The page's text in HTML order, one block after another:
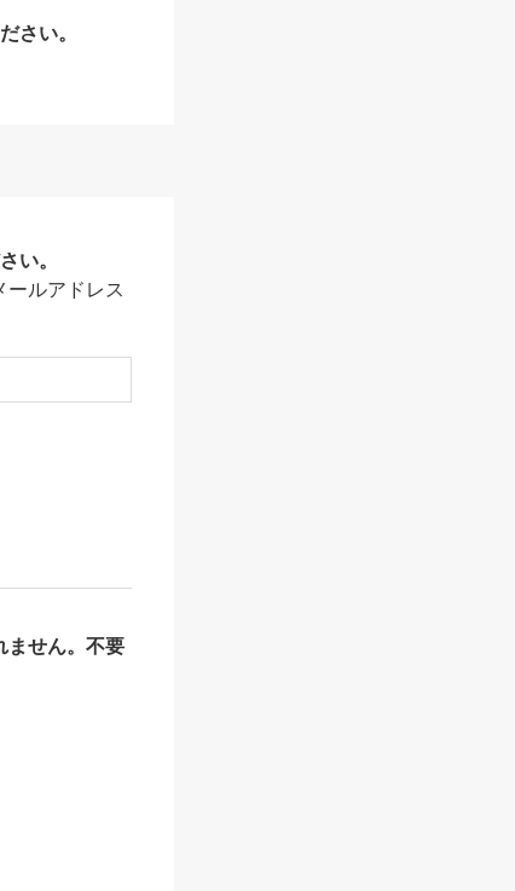
さい。
い。
ルアドレス
ません。不要